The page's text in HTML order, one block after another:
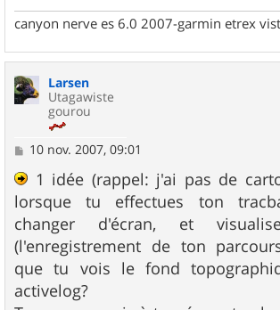
canyon nerve es 6.0 2007-garmin etrex
Larsen
Utagawiste
gourou
M
s
a
g
e
10 nov. 2007, 09:01
1 idée (rappel: j'ai pas de
lorsque tu effectues ton
changer d'écran, et
(l'enregistrement de ton
que tu vois le fond
activelog?